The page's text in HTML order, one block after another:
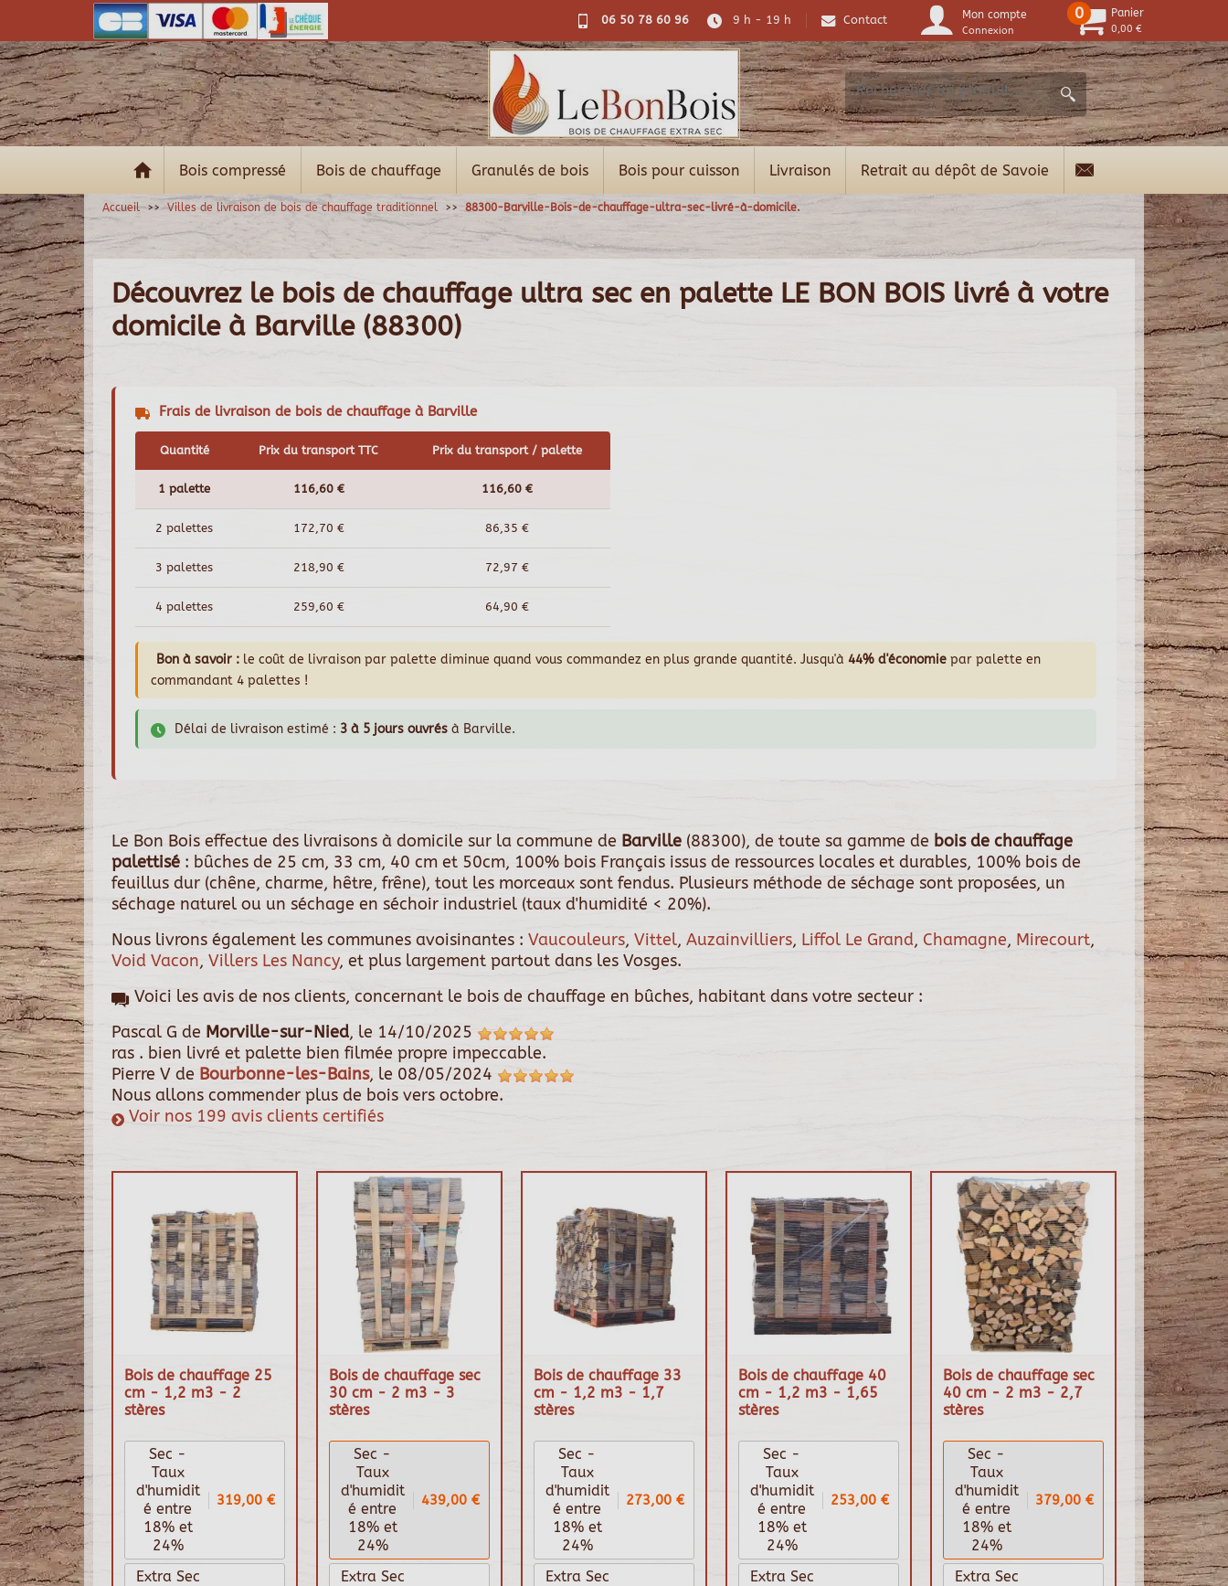
06 50 78 60 96 9 h - 19 h Contact Mon compte
Connexion
0 Panier
0,00 €
Bois compressé Bois de chauffage Granulés de bois Bois pour cuisson Livraison Retrait au dépôt de Savoie
Accueil Villes de livraison de bois de chauffage traditionnel 88300-Barville-Bois-de-chauffage-ultra-sec-livré-à-domicile.
Découvrez le bois de chauffage ultra sec en palette LE BON BOIS livré à votre
domicile à Barville (88300)
Frais de livraison de bois de chauffage à Barville
Quantité Prix du transport TTC Prix du transport / palette
1 palette 116,60 € 116,60 €
2 palettes 172,70 € 86,35 €
3 palettes 218,90 € 72,97 €
4 palettes 259,60 € 64,90 €
Bon à savoir : le coût de livraison par palette diminue quand vous commandez en plus grande quantité. Jusqu'à 44% d'économie par palette en
commandant 4 palettes !
Délai de livraison estimé : 3 à 5 jours ouvrés à Barville.
Le Bon Bois effectue des livraisons à domicile sur la commune de Barville (88300), de toute sa gamme de bois de chauffage
palettisé : bûches de 25 cm, 33 cm, 40 cm et 50cm, 100% bois Français issus de ressources locales et durables, 100% bois de
feuillus dur (chêne, charme, hêtre, frêne), tout les morceaux sont fendus. Plusieurs méthode de séchage sont proposées, un
séchage naturel ou un séchage en séchoir industriel (taux d'humidité < 20%).
Nous livrons également les communes avoisinantes : Vaucouleurs, Vittel, Auzainvilliers, Liffol Le Grand, Chamagne, Mirecourt,
Void Vacon, Villers Les Nancy, et plus largement partout dans les Vosges.
Voici les avis de nos clients, concernant le bois de chauffage en bûches, habitant dans votre secteur :
Pascal G de Morville-sur-Nied, le 14/10/2025
ras . bien livré et palette bien filmée propre impeccable.
Pierre V de Bourbonne-les-Bains, le 08/05/2024
Nous allons commender plus de bois vers octobre.
Voir nos 199 avis clients certifiés
Bois de chauffage 25
cm - 1,2 m3 - 2
stères
Sec -
Taux
d'humidit
é entre
18% et
24%
319,00 €
Extra Sec
Bois de chauffage sec
30 cm - 2 m3 - 3
stères
Sec -
Taux
d'humidit
é entre
18% et
24%
439,00 €
Extra Sec
Bois de chauffage 33
cm - 1,2 m3 - 1,7
stères
Sec -
Taux
d'humidit
é entre
18% et
24%
273,00 €
Extra Sec
Bois de chauffage 40
cm - 1,2 m3 - 1,65
stères
Sec -
Taux
d'humidit
é entre
18% et
24%
253,00 €
Extra Sec
Bois de chauffage sec
40 cm - 2 m3 - 2,7
stères
Sec -
Taux
d'humidit
é entre
18% et
24%
379,00 €
Extra Sec